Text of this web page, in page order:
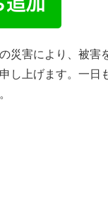
災害により、被害
し上げます。一日